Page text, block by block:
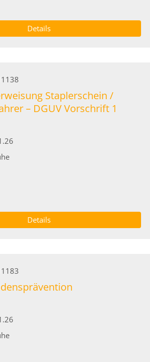
Details
Staplerschein /
– DGUV Vorschrift 1
Details